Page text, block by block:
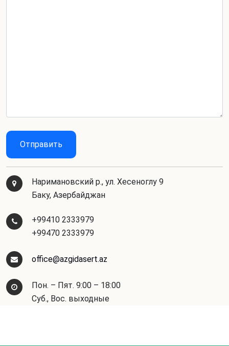
Наримановский р., ул. Хесеноглу 9
Баку, Азербайджан
+99410 2333979
+99470 2333979
office@azgidasert.az
Пон. – Пят. 9:00 – 18:00
Суб., Bос. выходные